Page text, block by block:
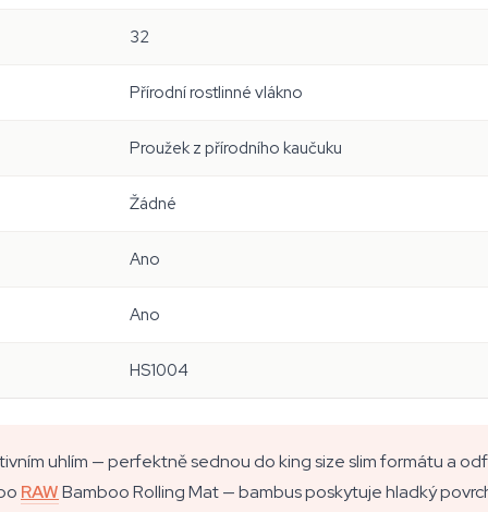
32
Přírodní rostlinné vlákno
Proužek z přírodního kaučuku
Žádné
Ano
Ano
HS1004
uhlím — perfektně sednou do king size slim formátu a
RAWBamboo Rolling Mat — bambus poskytuje hladký